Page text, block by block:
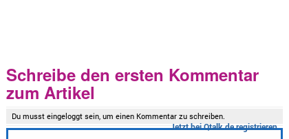
Schreibe den ersten Kommentar
zum Artikel